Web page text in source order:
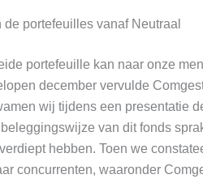
portefeuilles vanaf Neutraal
portefeuille kan naar onze
december vervulde
wij tijdens een presentatie
van dit fonds
hebben. Toen we
concurrenten, waaronder